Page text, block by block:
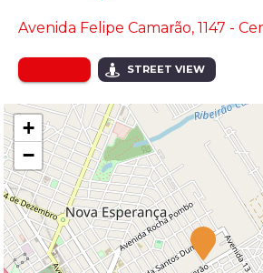
Avenida Felipe Camarão, 1147 -
STREET VIEW
+
−